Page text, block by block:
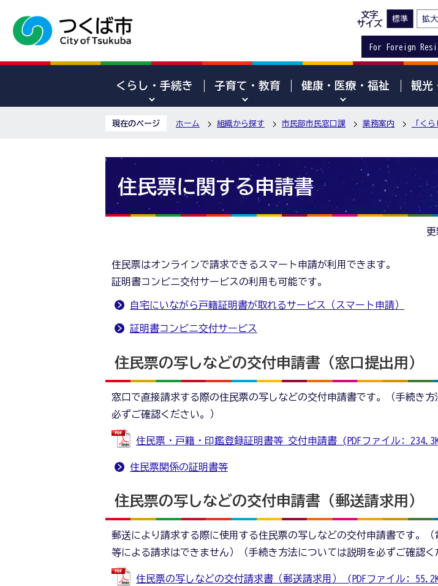
文字
サイズ
For Foreign
くらし・手続き 子育て・教育 健康・医療・福祉 観光
現在のページ ホーム 組織から探す 市民部市民窓口課 業務案内 「く
住民票に関する申請書
更
住民票はオンラインで請求できるスマート申請が利用できます。
証明書コンビニ交付サービスの利用も可能です。
自宅にいながら戸籍証明書が取れるサービス（スマート申請）
証明書コンビニ交付サービス
住民票の写しなどの交付申請書（窓口提出用）
窓口で直接請求する際の住民票の写しなどの交付申請書です。（手続き
必ずご確認ください。）
住民票・戸籍・印鑑登録証明書等 交付申請書 (PDFファイル:
住民票関係の証明書等
住民票の写しなどの交付申請書（郵送請求用）
郵送により請求する際に使用する住民票の写しなどの交付申請書です。
等による請求はできません）（手続き方法については説明を必ずご確認く
住民票の写しなどの交付請求書（郵送請求用） (PDFファイル: